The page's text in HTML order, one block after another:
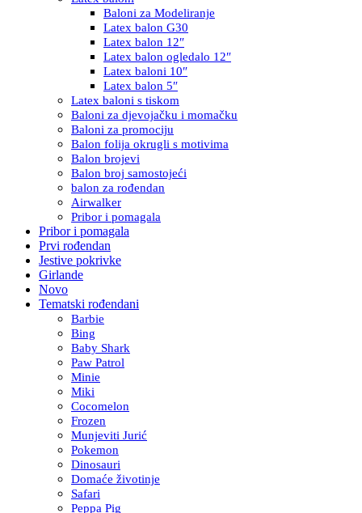
Baloni za Modeliranje
Latex balon G30
Latex balon 12″
Latex balon ogledalo 12″
Latex baloni 10″
Latex balon 5″
Latex baloni s tiskom
Baloni za djevojačku i momačku
Baloni za promociju
Balon folija okrugli s motivima
Balon brojevi
Balon broj samostojeći
balon za rođendan
Airwalker
Pribor i pomagala
Pribor i pomagala
Prvi rođendan
Jestive pokrivke
Girlande
Novo
Tematski rođendani
Barbie
Bing
Baby Shark
Paw Patrol
Minie
Miki
Cocomelon
Frozen
Munjeviti Jurić
Pokemon
Dinosauri
Domaće životinje
Safari
Peppa Pig